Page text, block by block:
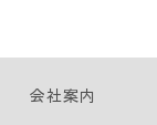
会社案内